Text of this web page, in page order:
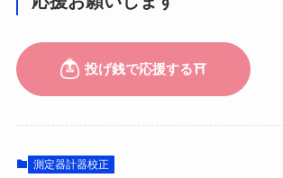
測定器計器校正